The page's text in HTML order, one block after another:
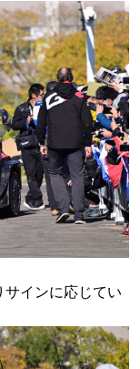
サインに応じてい